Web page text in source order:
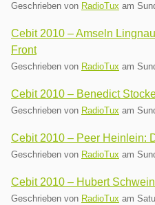
Geschrieben von RadioTux am
Cebit 2010 – Amseln
Front
Geschrieben von RadioTux am
Cebit 2010 – Benedict
Geschrieben von RadioTux am
Cebit 2010 – Peer Heinlein:
Geschrieben von RadioTux am
Cebit 2010 – Hubert
Geschrieben von RadioTux am